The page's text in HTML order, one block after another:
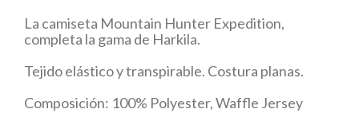
La camiseta Mountain Hunter Expedition,
completa la gama de Harkila.
Tejido elástico y transpirable. Costura planas.
Composición: 100% Polyester, Waffle Jersey